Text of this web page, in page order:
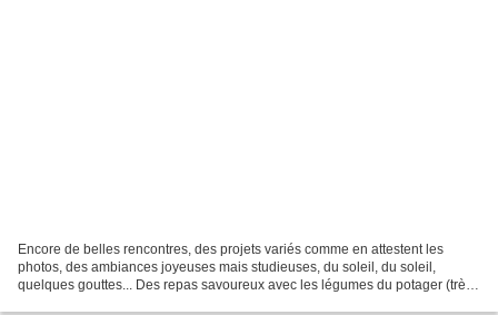
Encore de belles rencontres, des projets variés comme en attestent les
photos, des ambiances joyeuses mais studieuses, du soleil, du soleil,
quelques gouttes... Des repas savoureux avec les légumes du potager (très